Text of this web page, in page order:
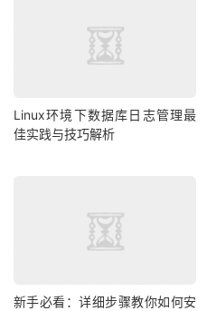
Linux环境下数据库日志管理最
佳实践与技巧解析
新手必看：详细步骤教你如何安